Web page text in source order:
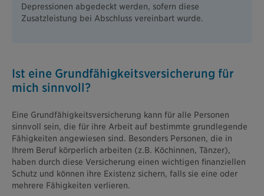
Depressionen abgedeckt werden, sofern diese
Zusatzleistung bei Abschluss vereinbart wurde.
Ist eine Grundfähigkeitsversicherung für
mich sinnvoll?
Eine Grundfähigkeitsversicherung kann für alle Personen
sinnvoll sein, die für ihre Arbeit auf bestimmte grundlegende
Fähigkeiten angewiesen sind. Besonders Personen, die in
Ihrem Beruf körperlich arbeiten (z.B. Köchinnen, Tänzer),
haben durch diese Versicherung einen wichtigen finanziellen
Schutz und können ihre Existenz sichern, falls sie eine oder
mehrere Fähigkeiten verlieren.